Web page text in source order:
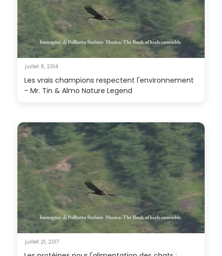
juillet 8, 2014
Les vrais champions respectent l'environnement
- Mr. Tin & Almo Nature Legend
juillet 21, 2017